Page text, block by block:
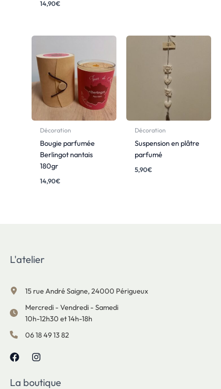
14,90€
Décoration
Bougie parfumée
Berlingot nantais
180gr
14,90€
Décoration
Suspension en plâtre
parfumé
5,90€
L'atelier
15 rue André Saigne, 24000 Périgueux
Mercredi - Vendredi - Samedi
10h-12h30 et 14h-18h
06 18 49 13 82
La boutique